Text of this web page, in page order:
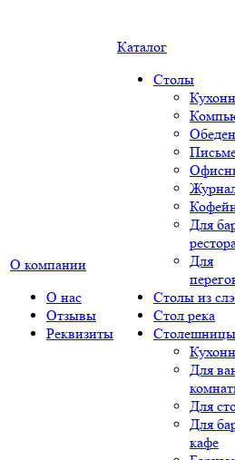
О компании
О нас
Отзывы
Реквизиты
Каталог
Столы
Для
Для
Столы из
Стол река
Столешницы
Для
Для
Для
кафе